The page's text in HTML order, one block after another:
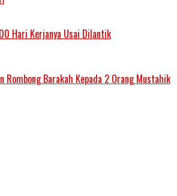
Hari Kerjanya Usai Dilantik
Rombong Barakah Kepada 2 Orang Mustahik